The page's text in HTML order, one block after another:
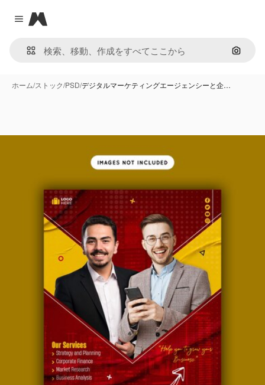
Close menu
Magnific
画像で
ホーム/ストック/PSD/デジタルマーケティングエージェンシーと企…